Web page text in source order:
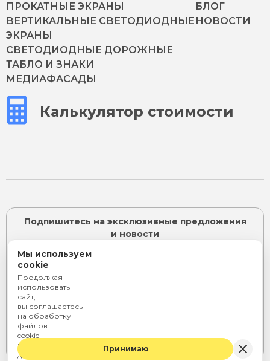
ПРОКАТНЫЕ ЭКРАНЫ
ВЕРТИКАЛЬНЫЕ СВЕТОДИОДНЫЕ
ЭКРАНЫ
СВЕТОДИОДНЫЕ ДОРОЖНЫЕ
ТАБЛО И ЗНАКИ
МЕДИАФАСАДЫ
БЛОГ
НОВОСТИ
Калькулятор стоимости
Подпишитесь на эксклюзивные предложения
и новости
Я согласен с
согласие наобработку персональных данных
Telegram
Rutube
ВКонтакте
Мы используем
cookie
Продолжая
использовать
сайт,
вы соглашаетесь
на обработку
файлов
cookie
и персональных
данных
Принимаю